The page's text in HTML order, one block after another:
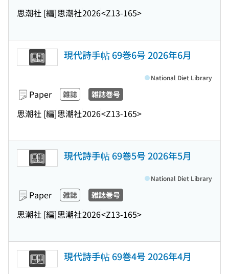
思潮社 [編]思潮社2026<Z13-165>
現代詩手帖 69巻6号 2026年6月
Paper 雑誌 雑誌巻号
思潮社 [編]思潮社2026<Z13-165>
National Diet Library
現代詩手帖 69巻5号 2026年5月
Paper 雑誌 雑誌巻号
思潮社 [編]思潮社2026<Z13-165>
National Diet Library
現代詩手帖 69巻4号 2026年4月